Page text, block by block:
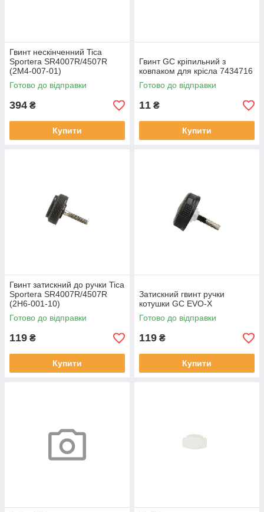
Гвинт нескінченний Tica
Sportera SR4007R/4507R
(2M4-007-01)
Готово до відправки
394 ₴
Купити
Гвинт GC кріпильний з
ковпаком для крісла 7434716
Готово до відправки
11 ₴
Купити
Гвинт затискний до ручки Tica
Sportera SR4007R/4507R
(2H6-001-10)
Готово до відправки
119 ₴
Купити
Затискний гвинт ручки
котушки GC EVO-X
Готово до відправки
119 ₴
Купити